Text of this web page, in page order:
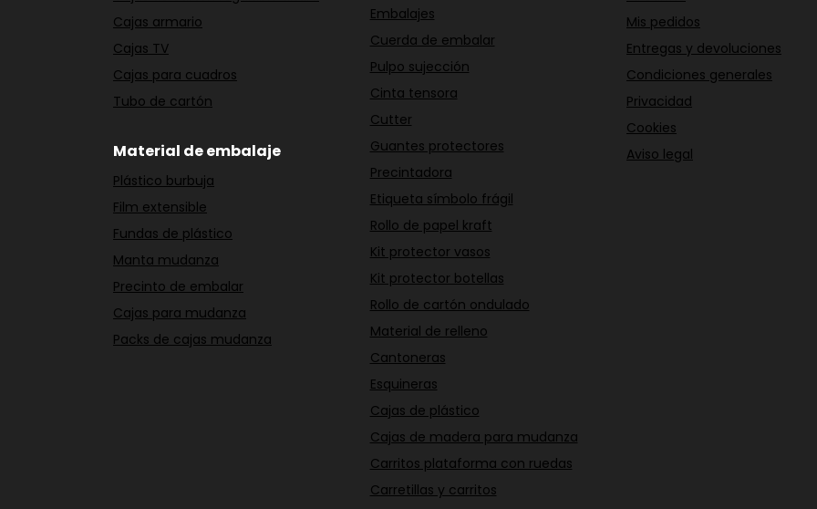
Cajas armario
Cajas TV
Cajas para cuadros
Tubo de cartón
Material de embalaje
Plástico burbuja
Film extensible
Fundas de plástico
Manta mudanza
Precinto de embalar
Cajas para mudanza
Packs de cajas mudanza
Embalajes
Cuerda de embalar
Pulpo sujección
Cinta tensora
Cutter
Guantes protectores
Precintadora
Etiqueta símbolo frágil
Rollo de papel kraft
Kit protector vasos
Kit protector botellas
Rollo de cartón ondulado
Material de relleno
Cantoneras
Esquineras
Cajas de plástico
Cajas de madera para mudanza
Carritos plataforma con ruedas
Carretillas y carritos
Mis pedidos
Entregas y devoluciones
Condiciones generales
Privacidad
Cookies
Aviso legal